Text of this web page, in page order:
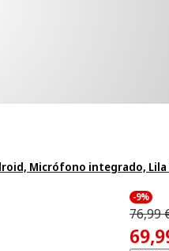
Micrófono integrado,
-9%
76,99